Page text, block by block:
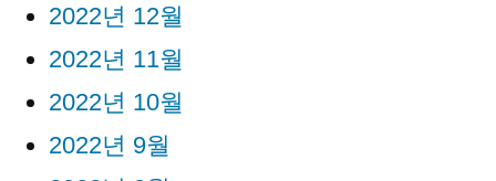
2022년 12월
2022년 11월
2022년 10월
2022년 9월